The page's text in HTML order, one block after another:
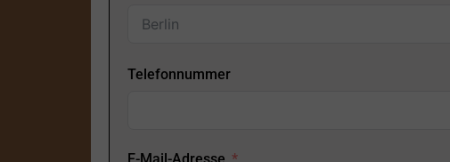
Telefonnummer